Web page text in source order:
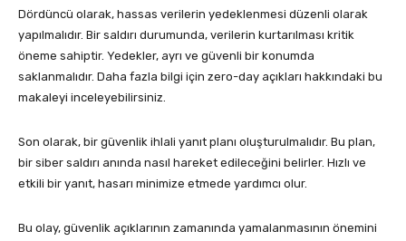
Dördüncü olarak, hassas verilerin yedeklenmesi düzenli olarak
yapılmalıdır. Bir saldırı durumunda, verilerin kurtarılması kritik
öneme sahiptir. Yedekler, ayrı ve güvenli bir konumda
saklanmalıdır. Daha fazla bilgi için zero-day açıkları hakkındaki bu
makaleyi inceleyebilirsiniz.
Son olarak, bir güvenlik ihlali yanıt planı oluşturulmalıdır. Bu plan,
bir siber saldırı anında nasıl hareket edileceğini belirler. Hızlı ve
etkili bir yanıt, hasarı minimize etmede yardımcı olur.
Bu olay, güvenlik açıklarının zamanında yamalanmasının önemini